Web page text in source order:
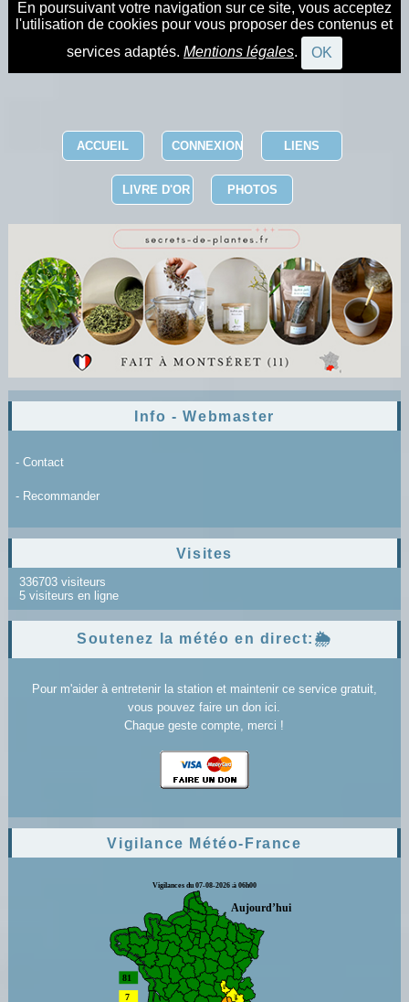
En poursuivant votre navigation sur ce site, vous acceptez
l'utilisation de cookies pour vous proposer des contenus et
services adaptés. Mentions légales. OK
ACCUEIL CONNEXION LIENS
LIVRE D'OR PHOTOS
Info - Webmaster
- Contact
- Recommander
Visites
336703 visiteurs
5 visiteurs en ligne
Soutenez la météo en direct:🌦️
Pour m'aider à entretenir la station et maintenir ce service gratuit,
vous pouvez faire un don ici.
Chaque geste compte, merci !
Vigilance Météo-France